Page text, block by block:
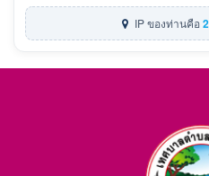
IP ของท่านคือ